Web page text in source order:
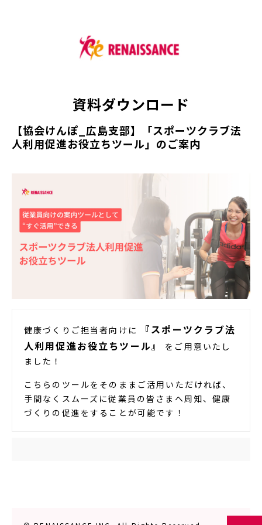
資料ダウンロード
【協会けんぽ_広島支部】「スポーツクラブ法
人利用促進お役立ちツール」のご案内
健康づくりご担当者向けに
『スポーツクラブ法
人利用促進お役立ちツール』
をご用意いたし
ました！
こちらのツールをそのままご活用いただければ、
手間なくスムーズに従業員の皆さまへ周知、健康
づくりの促進をすることが可能です！